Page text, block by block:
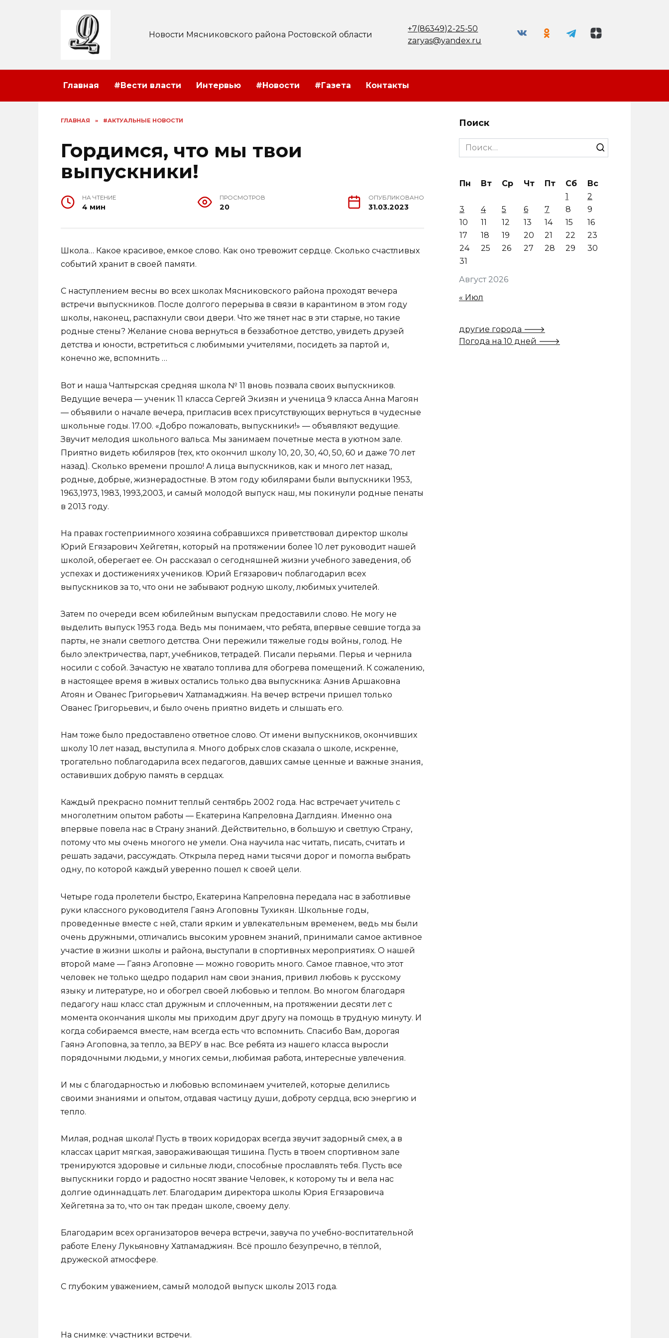
Новости Мясниковского района Ростовской области
+7(86349)2-25-50
zaryas@yandex.ru
Главная #Вести власти Интервью #Новости #Газета Контакты
ГЛАВНАЯ » #АКТУАЛЬНЫЕ НОВОСТИ
Гордимся, что мы твои
выпускники!
НА ЧТЕНИЕ
4 мин
ПРОСМОТРОВ
20
ОПУБЛИКОВАНО
31.03.2023
Школа… Какое красивое, емкое слово. Как оно тревожит сердце. Сколько счастливых
событий хранит в своей памяти.
С наступлением весны во всех школах Мясниковского района проходят вечера
встречи выпускников. После долгого перерыва в связи в карантином в этом году
школы, наконец, распахнули свои двери. Что же тянет нас в эти старые, но такие
родные стены? Желание снова вернуться в беззаботное детство, увидеть друзей
детства и юности, встретиться с любимыми учителями, посидеть за партой и,
конечно же, вспомнить …
Вот и наша Чалтырская средняя школа № 11 вновь позвала своих выпускников.
Ведущие вечера — ученик 11 класса Сергей Экизян и ученица 9 класса Анна Магоян
— объявили о начале вечера, пригласив всех присутствующих вернуться в чудесные
школьные годы. 17.00. «Добро пожаловать, выпускники!» — объявляют ведущие.
Звучит мелодия школьного вальса. Мы занимаем почетные места в уютном зале.
Приятно видеть юбиляров (тех, кто окончил школу 10, 20, 30, 40, 50, 60 и даже 70 лет
назад). Сколько времени прошло! А лица выпускников, как и много лет назад,
родные, добрые, жизнерадостные. В этом году юбилярами были выпускники 1953,
1963,1973, 1983, 1993,2003, и самый молодой выпуск наш, мы покинули родные пенаты
в 2013 году.
На правах гостеприимного хозяина собравшихся приветствовал директор школы
Юрий Егязарович Хейгетян, который на протяжении более 10 лет руководит нашей
школой, оберегает ее. Он рассказал о сегодняшней жизни учебного заведения, об
успехах и достижениях учеников. Юрий Егязарович поблагодарил всех
выпускников за то, что они не забывают родную школу, любимых учителей.
Затем по очереди всем юбилейным выпускам предоставили слово. Не могу не
выделить выпуск 1953 года. Ведь мы понимаем, что ребята, впервые севшие тогда за
парты, не знали светлого детства. Они пережили тяжелые годы войны, голод. Не
было электричества, парт, учебников, тетрадей. Писали перьями. Перья и чернила
носили с собой. Зачастую не хватало топлива для обогрева помещений. К сожалению,
в настоящее время в живых остались только два выпускника: Азнив Аршаковна
Атоян и Ованес Григорьевич Хатламаджиян. На вечер встречи пришел только
Ованес Григорьевич, и было очень приятно видеть и слышать его.
Нам тоже было предоставлено ответное слово. От имени выпускников, окончивших
школу 10 лет назад, выступила я. Много добрых слов сказала о школе, искренне,
трогательно поблагодарила всех педагогов, давших самые ценные и важные знания,
оставивших добрую память в сердцах.
Каждый прекрасно помнит теплый сентябрь 2002 года. Нас встречает учитель с
многолетним опытом работы — Екатерина Капреловна Даглдиян. Именно она
впервые повела нас в Страну знаний. Действительно, в большую и светлую Страну,
потому что мы очень многого не умели. Она научила нас читать, писать, считать и
решать задачи, рассуждать. Открыла перед нами тысячи дорог и помогла выбрать
одну, по которой каждый уверенно пошел к своей цели.
Четыре года пролетели быстро, Екатерина Капреловна передала нас в заботливые
руки классного руководителя Гаянэ Агоповны Тухикян. Школьные годы,
проведенные вместе с ней, стали ярким и увлекательным временем, ведь мы были
очень дружными, отличались высоким уровнем знаний, принимали самое активное
участие в жизни школы и района, выступали в спортивных мероприятиях. О нашей
второй маме — Гаянэ Агоповне — можно говорить много. Самое главное, что этот
человек не только щедро подарил нам свои знания, привил любовь к русскому
языку и литературе, но и обогрел своей любовью и теплом. Во многом благодаря
педагогу наш класс стал дружным и сплоченным, на протяжении десяти лет с
момента окончания школы мы приходим друг другу на помощь в трудную минуту. И
когда собираемся вместе, нам всегда есть что вспомнить. Спасибо Вам, дорогая
Гаянэ Агоповна, за тепло, за ВЕРУ в нас. Все ребята из нашего класса выросли
порядочными людьми, у многих семьи, любимая работа, интересные увлечения.
И мы с благодарностью и любовью вспоминаем учителей, которые делились
своими знаниями и опытом, отдавая частицу души, доброту сердца, всю энергию и
тепло.
Милая, родная школа! Пусть в твоих коридорах всегда звучит задорный смех, а в
классах царит мягкая, завораживающая тишина. Пусть в твоем спортивном зале
тренируются здоровые и сильные люди, способные прославлять тебя. Пусть все
выпускники гордо и радостно носят звание Человек, к которому ты и вела нас
долгие одиннадцать лет. Благодарим директора школы Юрия Егязаровича
Хейгетяна за то, что он так предан школе, своему делу.
Благодарим всех организаторов вечера встречи, завуча по учебно-воспитательной
работе Елену Лукьяновну Хатламаджиян. Всё прошло безупречно, в тёплой,
дружеской атмосфере.
С глубоким уважением, самый молодой выпуск школы 2013 года.
На снимке: участники встречи.
Поиск
Search
for:
Август 2026
Пн Вт Ср Чт Пт Сб
Вс
1
2
3
4 5 6 7 8
9
10
11 12 13 14 15
16
17
18 19 20 21 22
23
24
25 26 27 28 29
30
31
« Июл
другие города 🡒
Погода на 10 дней 🡒